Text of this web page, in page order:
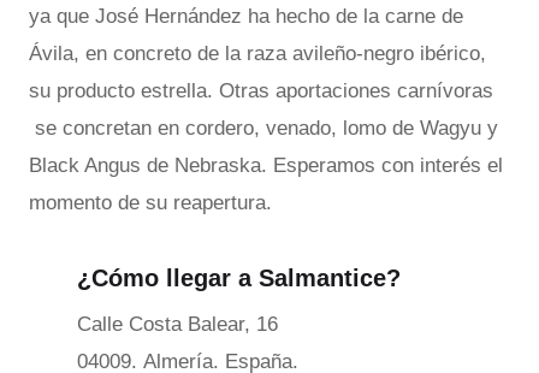
ya que José Hernández ha hecho de la carne de
Ávila, en concreto de la raza avileño-negro ibérico,
su producto estrella. Otras aportaciones carnívoras
se concretan en cordero, venado, lomo de Wagyu y
Black Angus de Nebraska. Esperamos con interés el
momento de su reapertura.
¿Cómo llegar a Salmantice?
Calle Costa Balear, 16
04009. Almería. España.